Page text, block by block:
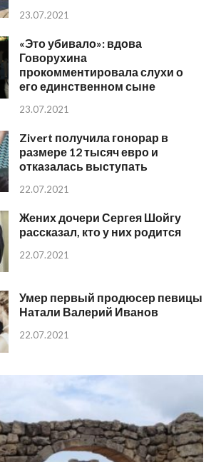
23.07.2021
«Это убивало»: вдова
Говорухина
прокомментировала слухи о
его единственном сыне
23.07.2021
Zivert получила гонорар в
размере 12 тысяч евро и
отказалась выступать
22.07.2021
Жених дочери Сергея Шойгу
рассказал, кто у них родится
22.07.2021
Умер первый продюсер певицы
Натали Валерий Иванов
22.07.2021